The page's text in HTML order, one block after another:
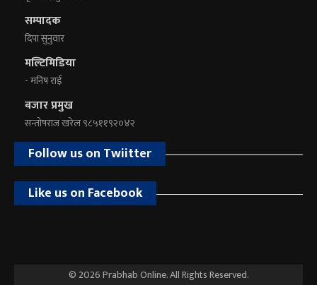
सम्पादक
दिपा सुनुवार
मल्टिमिडिया
- मनिष राई
बजार प्रमुख
सन्तोषराज खरेल ९८५११९२०४२
Follow us on Twiitter
Like us on Facebook
© 2026 Prabhab Online. All Rights Reserved.